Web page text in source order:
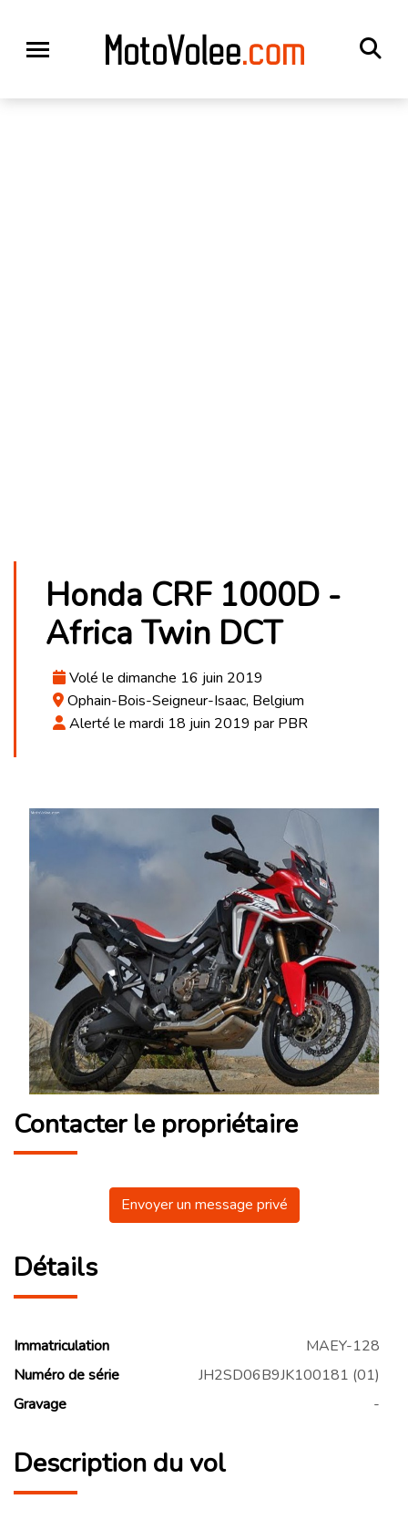
Honda CRF 1000D -
Africa Twin DCT
Volé le dimanche 16 juin 2019
Ophain-Bois-Seigneur-Isaac, Belgium
Alerté le mardi 18 juin 2019 par PBR
Contacter le propriétaire
Envoyer un message privé
Détails
Immatriculation
MAEY-128
Numéro de série
JH2SD06B9JK100181 (01)
Gravage
-
Description du vol